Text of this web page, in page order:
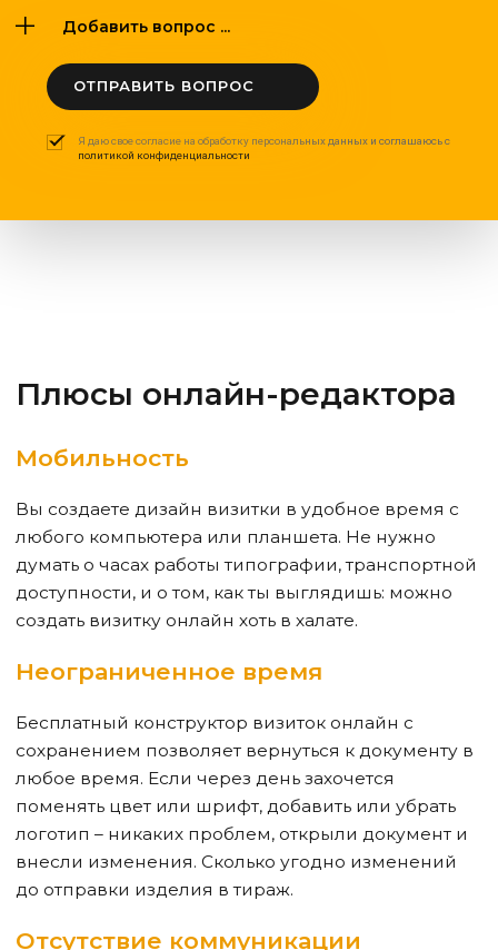
Добавить вопрос ...
ОТПРАВИТЬ ВОПРОС
Я даю свое согласие на обработку персональных данных и соглашаюсь с
политикой конфиденциальности
Плюсы онлайн-редактора
Мобильность
Вы создаете дизайн визитки в удобное время с
любого компьютера или планшета. Не нужно
думать о часах работы типографии, транспортной
доступности, и о том, как ты выглядишь: можно
создать визитку онлайн хоть в халате.
Неограниченное время
Бесплатный конструктор визиток онлайн с
сохранением позволяет вернуться к документу в
любое время. Если через день захочется
поменять цвет или шрифт, добавить или убрать
логотип – никаких проблем, открыли документ и
внесли изменения. Сколько угодно изменений
до отправки изделия в тираж.
Отсутствие коммуникации